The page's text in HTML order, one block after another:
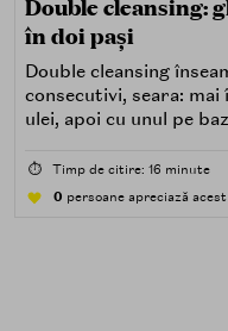
Double cleansing:
în doi pași
Double cleansing
consecutivi, seara:
ulei, apoi cu unul pe
poluare. Al doilea
⏱️ Timp de citire: 16 minute
0 persoane apreciază